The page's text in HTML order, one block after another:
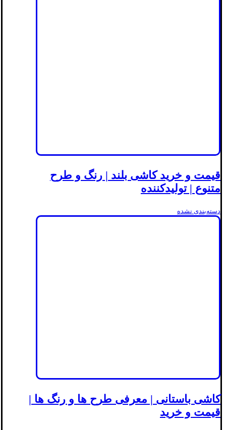
قیمت و خرید کاشی بلند | رنگ و طرح
متنوع | تولیدکننده
دسته‌بندی نشده
کاشی باستانی | معرفی طرح ها و رنگ ها |
قیمت و خرید